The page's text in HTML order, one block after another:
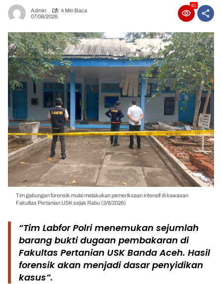
Admin
4 Min Baca
07/06/2026
61
Tim gabungan forensik mulai melakukan pemeriksaan intensif di kawasan
Fakultas Pertanian USK sejak Rabu (3/6/2026)
“Tim Labfor Polri menemukan sejumlah
barang bukti dugaan pembakaran di
Fakultas Pertanian USK Banda Aceh. Hasil
forensik akan menjadi dasar penyidikan
kasus”.